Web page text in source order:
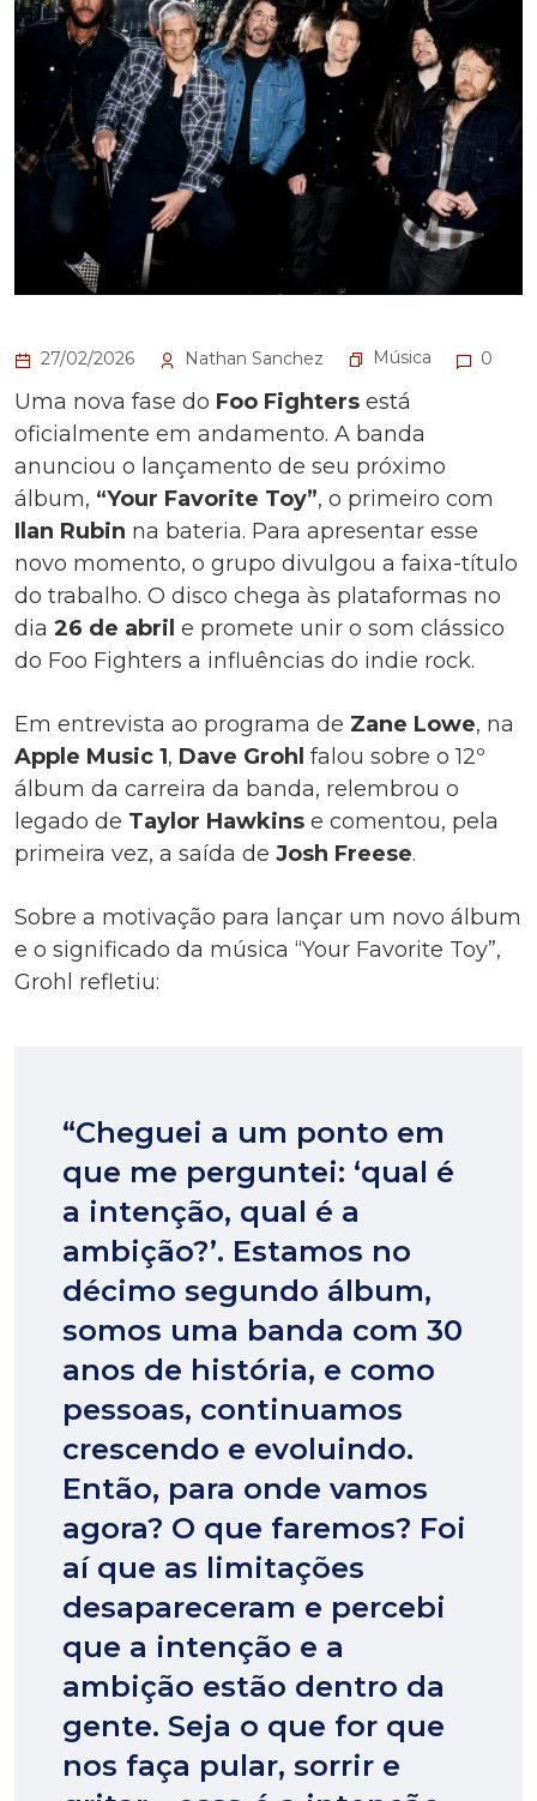
27/02/2026 Nathan Sanchez Música 0
Uma nova fase do Foo Fighters está
oficialmente em andamento. A banda
anunciou o lançamento de seu próximo
álbum, “Your Favorite Toy”, o primeiro com
Ilan Rubin na bateria. Para apresentar esse
novo momento, o grupo divulgou a faixa-título
do trabalho. O disco chega às plataformas no
dia 26 de abril e promete unir o som clássico
do Foo Fighters a influências do indie rock.
Em entrevista ao programa de Zane Lowe, na
Apple Music 1, Dave Grohl falou sobre o 12º
álbum da carreira da banda, relembrou o
legado de Taylor Hawkins e comentou, pela
primeira vez, a saída de Josh Freese.
Sobre a motivação para lançar um novo álbum
e o significado da música “Your Favorite Toy”,
Grohl refletiu:
“Cheguei a um ponto em
que me perguntei: ‘qual é
a intenção, qual é a
ambição?’. Estamos no
décimo segundo álbum,
somos uma banda com 30
anos de história, e como
pessoas, continuamos
crescendo e evoluindo.
Então, para onde vamos
agora? O que faremos? Foi
aí que as limitações
desapareceram e percebi
que a intenção e a
ambição estão dentro da
gente. Seja o que for que
nos faça pular, sorrir e